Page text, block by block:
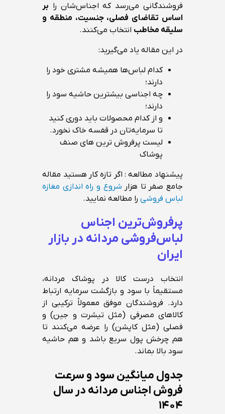
فروشندگانی می‌رسد که اجناس‌شان را بر
اساس تقاضای فصلی، جنسیت، منطقه و
سلیقه مخاطب انتخاب می‌کنند.
در این مقاله یاد می‌گیرید:
کدام لباس‌ها همیشه مشتری خود را
دارند؛
چه اجناسی بیشترین حاشیه سود را
دارند؛
و از کدام محصولات باید دوری کنید
تا سرمایه‌تان در قفسه خاک نخورد.
لیست پرفروش ترین های صنف
پوشاک
پیشنهاد مطالعه : اگر تازه کار هستید مقاله
جامع صفر تا هزار شروع و راه اندازی مغازه
لباس فروشی را مطالعه نمایید.
پرفروش‌ترین اجناس
لباس‌فروشی مردانه در بازار
ایران
انتخاب درست کالا در پوشاک مردانه،
مستقیماً با سود و بازگشت سرمایه ارتباط
دارد. فروشندگان موفق معمولاً ترکیبی از
کالاهای مصرفی (مثل تیشرت و جین) و
فصلی (مثل کاپشن) را عرضه می‌کنند تا
هم چرخش پول سریع باشد و هم حاشیه
سود بالا بماند.
جدول میانگین سود و سرعت
فروش اجناس مردانه در سال
۱۴۰۴